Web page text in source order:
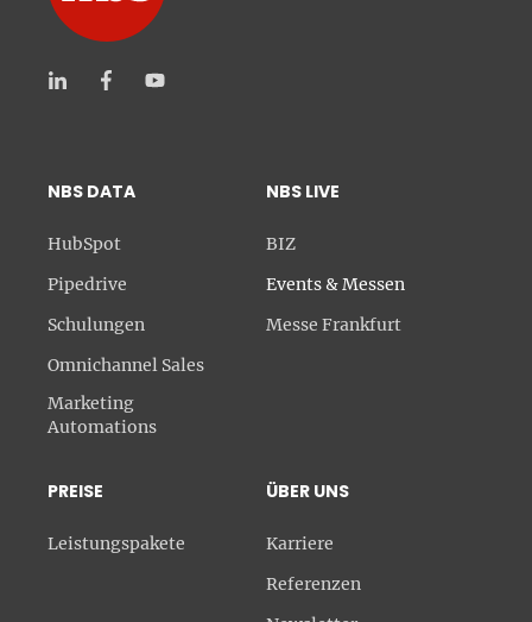
NBS DATA
HubSpot
Pipedrive
Schulungen
Omnichannel Sales
Marketing
Automations
NBS LIVE
BIZ
Events & Messen
Messe Frankfurt
PREISE
Leistungspakete
ÜBER UNS
Karriere
Referenzen